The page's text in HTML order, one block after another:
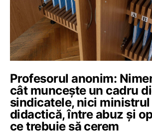
Profesorul anonim:
cât muncește un cadru
sindicatele, nici ministrul
didactică, între abuz și
ce trebuie să cerem